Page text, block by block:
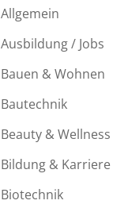
Allgemein
Ausbildung / Jobs
Bauen & Wohnen
Bautechnik
Beauty & Wellness
Bildung & Karriere
Biotechnik